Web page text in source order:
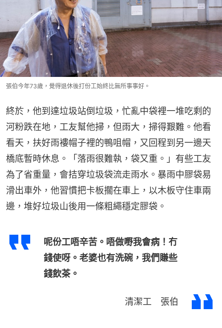
張伯今年73歲，覺得退休後打份工始終比無所事事好。
終於，他到達垃圾站倒垃圾，忙亂中袋裡一堆吃剩的
河粉跌在地，工友幫他掃，但雨大，掃得艱難。他看
看天，扶好雨褸帽子裡的鴨咀帽，又回程到另一邊天
橋底暫時休息。「落雨很難執，袋又重。」有些工友
為了省重量，會拮穿垃圾袋流走雨水。暴雨中膠袋易
滑出車外，他習慣把卡板擱在車上，以木板守住車兩
邊，堆好垃圾山後用一條粗繩穩定膠袋。
呢份工唔辛苦。唔做嘢我會病！冇
錢使呀。老婆也有洗碗，我們賺些
錢飲茶。
清潔工 張伯